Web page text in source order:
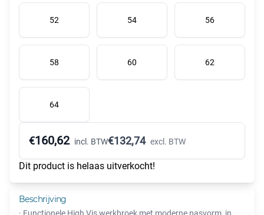
52 54 56
58 60 62
64
€160,62 incl. BTW€132,74 excl. BTW
Dit product is helaas uitverkocht!
Beschrijving
· Functionele High Vis werkbroek met moderne pasvorm, in